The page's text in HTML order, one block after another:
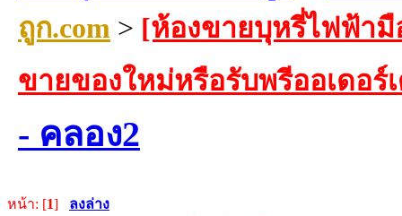
ถูก.com> [ห้องขายบุหรี่ไฟฟ้ามื
ขายของใหม่หรือรับพรีออเดอร์
- คลอง2
หน้า: [1] ลงล่าง